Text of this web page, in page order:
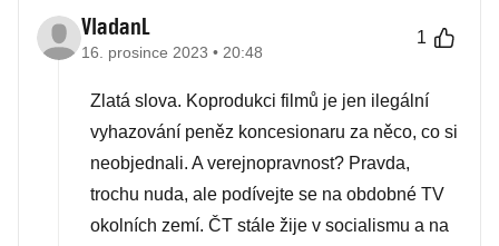
VladanL
16. prosince 2023 • 20:48
1
Zlatá slova. Koprodukci filmů je jen ilegální
vyhazování peněz koncesionaru za něco, co si
neobjednali. A verejnopravnost? Pravda,
trochu nuda, ale podívejte se na obdobné TV
okolních zemí. ČT stále žije v socialismu a na